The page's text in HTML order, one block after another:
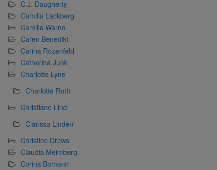
C.J. Daugherty
Camilla Läckberg
Camilla Warno
Caren Benedikt
Carina Rozenfeld
Catharina Junk
Charlotte Lyne
Charlotte Roth
Christiane Lind
Clarissa Linden
Christine Drews
Claudia Meimberg
Corina Bomann